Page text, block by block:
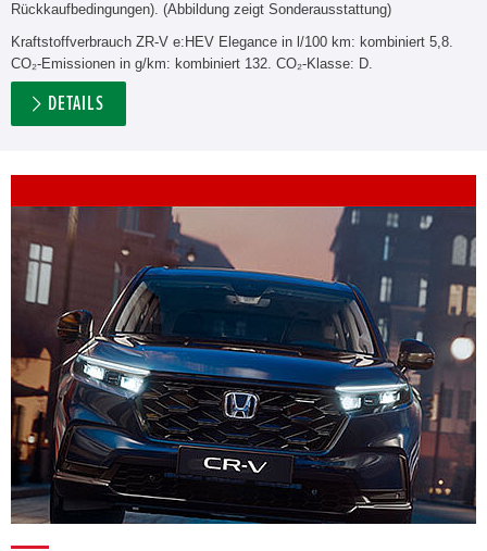
Rückkaufbedingungen). (Abbildung zeigt Sonderausstattung)
Kraftstoffverbrauch ZR-V e:HEV Elegance in l/100 km: kombiniert 5,8.
CO₂-Emissionen in g/km: kombiniert 132. CO₂-Klasse: D.
DETAILS